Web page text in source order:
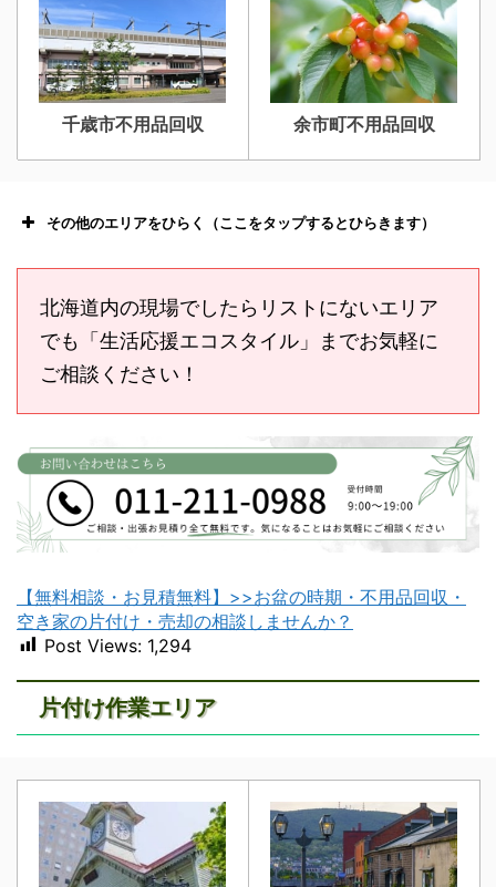
千歳市不用品回収 余市町不用品回収
その他のエリアをひらく（ここをタップするとひらきます）
恵庭市不用品回収 ニセコ不用品回収
苫小牧不用品回収 室蘭不用品回収
江別不用品回収 岩見沢不用品回収
北海道内の現場でしたらリストにないエリア
でも「生活応援エコスタイル」までお気軽に
ご相談ください！
【無料相談・お見積無料】>>お盆の時期・不用品回収・
空き家の片付け・売却の相談しませんか？
Post Views: 1,294
片付け作業エリア